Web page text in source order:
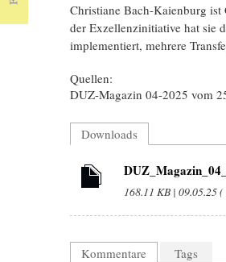
Christiane Bach-Kaienburg ist
der Exzellenzinitiative hat sie
implementiert, mehrere
Quellen:
DUZ-Magazin 04-2025 vom
Downloads
168.11 KB | 09.05.25 (
Kommentare Tags